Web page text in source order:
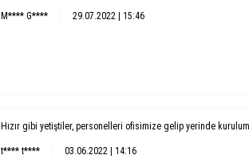
M**** G**** 29.07.2022 | 15:46
Hızır gibi yetiştiler, personelleri ofisimize gelip yerinde
t**** t**** 03.06.2022 | 14:16